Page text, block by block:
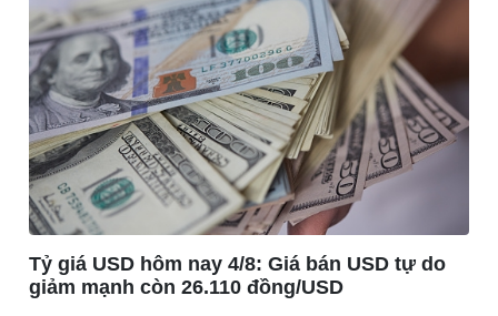
Tỷ giá USD hôm nay 4/8: Giá bán USD tự do
giảm mạnh còn 26.110 đồng/USD